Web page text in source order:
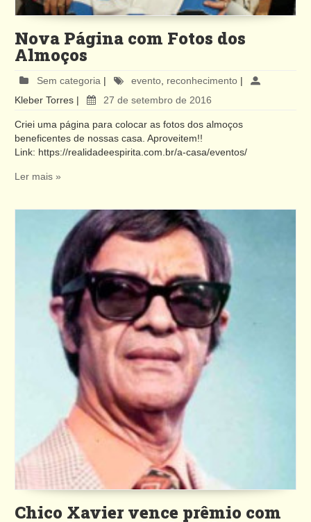
Nova Página com Fotos dos
Almoços
Sem categoria | evento reconhecimento |
Kleber Torres | 27 de setembro de 2016
Criei uma página para colocar as fotos dos almoços
beneficentes de nossas casa. Aproveitem!!
Link: https://realidadeespirita.com.br/a-casa/eventos/
Ler mais »
Chico Xavier vence prêmio com